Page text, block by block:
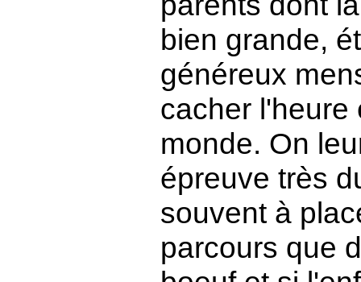
bien grande,
généreux
cacher l'heure
monde. On
épreuve très
souvent à
parcours que